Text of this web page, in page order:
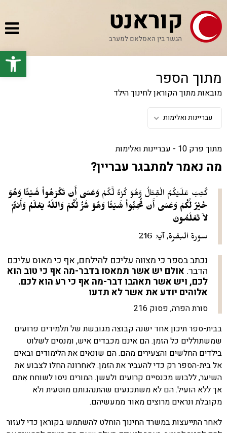
פתח
לתוכן
מתוך הספר
מובאות מתוך הקוראן לחינוך הילד
עבריינות ואלימות
מתוך פרק 10 - עבריינות ואלימות
מה נאמר למתבגר עבריין?
كُتِبَ عَلَيْكُمُ الْقِتَالُ وَهُوَ كُرْهٌ لَّكُمْ وَعَسَى أَن تَكْرَهُواْ شَيْئًا وَهُوَ
خَيْرٌ لَّكُمْ وَعَسَى أَن تُحِبُّواْ شَيْئًا وَهُوَ شَرٌّ لَّكُمْ وَاللّهُ يَعْلَمُ وَأَنتُمْ
لاَ تَعْلَمُونَ
سورۃ البقرة, آيۃ 216
נכתב בספר כי מצווה עליכם להילחם, אף כי מאוס עליכם
הדבר. אולם יש אשר תמאסו בדבר-מה אף כי טוב הוא
לכם, ויש אשר תאהבו דבר-מה אף כי רע הוא לכם.
אלוהים יודע את אשר לא תדעו
סורת הפרה, פסוק 216
בבית-ספר תיכון אחד ישנה קבוצה מגובשת של תלמידים פרועים
שמשתוללים כל הזמן. הם אינם מכבדים איש, ומנסים לשלוט
בילדים החלשים והצעירים מהם. הם שונאים את הלימודים ובאים
אל בית-הספר רק כדי להעביר את הזמן. לאחרונה החלו לצבוע את
השיער, ללבוש מכנסיים קרועים ולעשן. המורים ניסו לשוחח אִתם
אך ללא הועיל. הם לא משתכנעים שהתנהגותם מוטעית ולא
מקובלת ונראים מרוצים מאוד ממעשיהם.
לאחר התייעצות במשרד החינוך הוחלט להשתמש בקוראן כדי לעזור